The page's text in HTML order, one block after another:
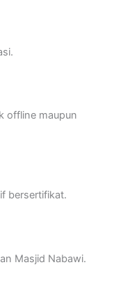
offline maupun
bersertifikat.
Masjid Nabawi.